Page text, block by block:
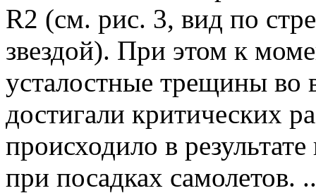
R2 (см. рис. 3, вид по
звездой). При этом к
усталостные трещины во
достигали критических
происходило в
при посадках самолетов.